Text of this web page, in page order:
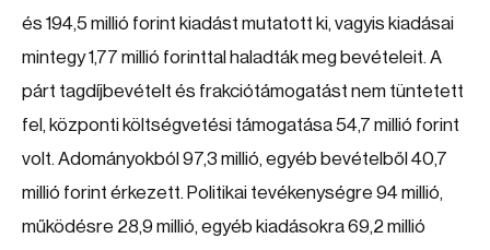
és 194,5 millió forint kiadást mutatott ki, vagyis kiadásai
mintegy 1,77 millió forinttal haladták meg bevételeit. A
párt tagdíjbevételt és frakciótámogatást nem tüntetett
fel, központi költségvetési támogatása 54,7 millió forint
volt. Adományokból 97,3 millió, egyéb bevételből 40,7
millió forint érkezett. Politikai tevékenységre 94 millió,
működésre 28,9 millió, egyéb kiadásokra 69,2 millió